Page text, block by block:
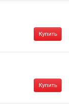
Купить
Купить